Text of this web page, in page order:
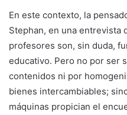
En este contexto, la
Stephan, en una entrevista
profesores son, sin duda,
educativo. Pero no por ser
contenidos ni por
bienes intercambiables;
máquinas propician el